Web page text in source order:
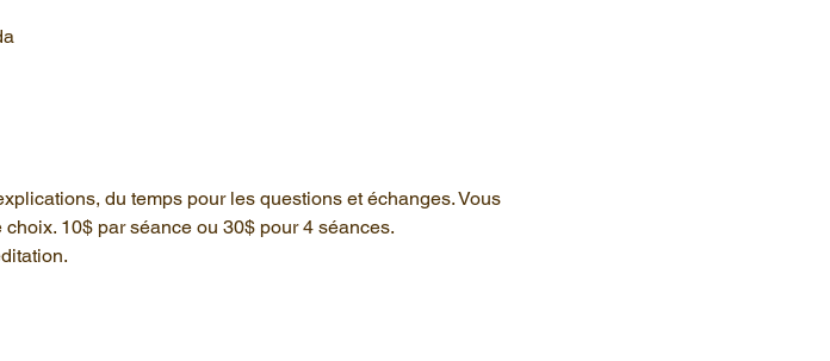
du temps pour les questions et échanges. Vous
10$ par séance ou 30$ pour 4 séances.